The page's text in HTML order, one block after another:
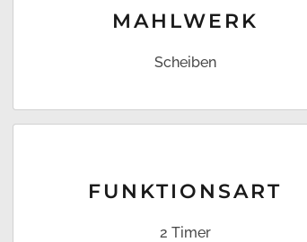
MAHL­WERK
Scheiben
FUNKTIONS­ART
2 Timer